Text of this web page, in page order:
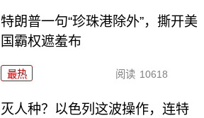
特朗普一句“珍珠港除外”，撕开美
国霸权遮羞布
最热 阅读 10618
灭人种？以色列这波操作，连特